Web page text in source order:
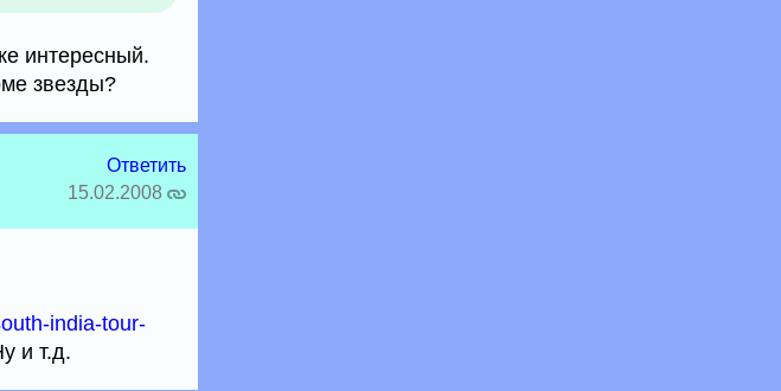
интересный.
звезды?
Ответить
15.02.2008
india-tour-
и т.д.